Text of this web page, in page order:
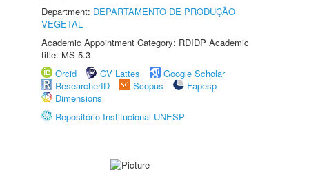
Department: DEPARTAMENTO DE PRODUÇÃO
VEGETAL
Academic Appointment Category: RDIDP Academic
title: MS-5.3
Orcid
CV Lattes
Google Scholar
ResearcherID
Scopus
Fapesp
Dimensions
Repositório Institucional UNESP